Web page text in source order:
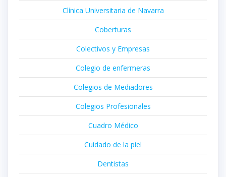
Clínica Universitaria de Navarra
Coberturas
Colectivos y Empresas
Colegio de enfermeras
Colegios de Mediadores
Colegios Profesionales
Cuadro Médico
Cuidado de la piel
Dentistas